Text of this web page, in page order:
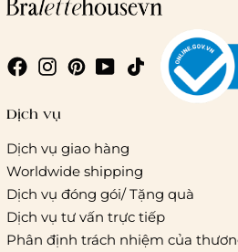
Giao hàng trong ngày (hoả tốc)
Giao hàng tiêu chuẩn:
Hồ Chí Minh:
Áp dụng theo bảng
Vietelpost/ Giaohangtietkiem và 1
Dịch vụ
Dịch vụ giao hàng
Worldwide shipping
Dịch vụ đóng gói/ Tặng quà
Dịch vụ tư vấn trực tiếp
Phân định trách nhiệm của